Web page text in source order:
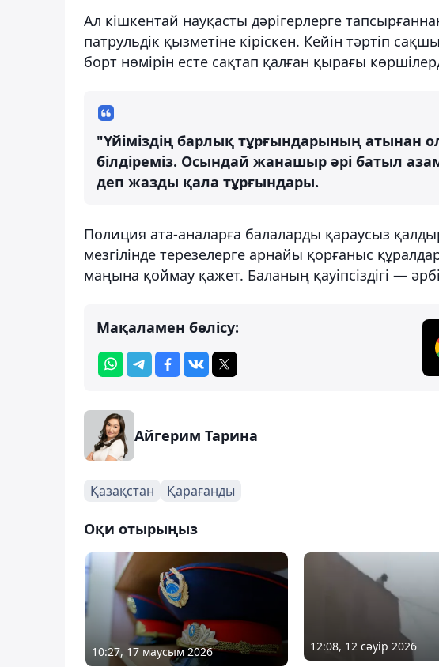
Ал кішкентай науқасты дәрігерлерге
патрульдік қызметіне кіріскен. Кейін тәртіп
борт нөмірін есте сақтап қалған қырағы
"Үйіміздің барлық тұрғындарының атынан
білдіреміз. Осындай жанашыр әрі батыл
деп жазды қала тұрғындары.
Полиция ата-аналарға балаларды қараусыз
мезгілінде терезелерге арнайы қорғаныс
маңына қоймау қажет. Баланың қауіпсіздігі —
Мақаламен бөлісу:
Айгерим Тарина
Қазақстан Қарағанды
Оқи отырыңыз
10:27, 17 маусым 2026 12:08, 12 сәуір 2026